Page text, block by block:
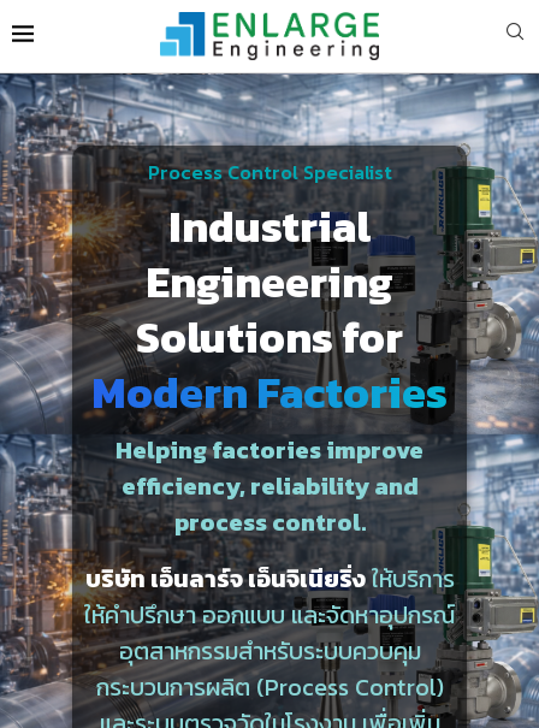
Process Control Specialist
Industrial
Engineering
Solutions for
Modern Factories
Helping factories improve
efficiency, reliability and
process control.
บริษัท เอ็นลาร์จ เอ็นจิเนียริ่งให้บริการ
ให้คำปรึกษา ออกแบบ และจัดหาอุปกรณ์
อุตสาหกรรมสำหรับระบบควบคุม
กระบวนการผลิต (Process Control)